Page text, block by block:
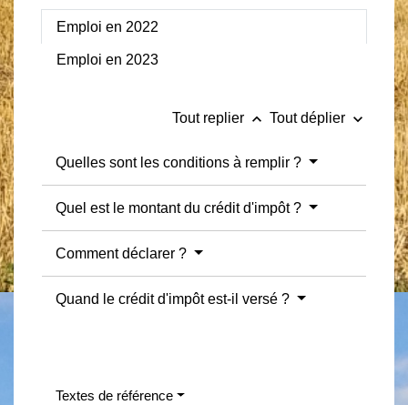
Emploi en 2022
Emploi en 2023
Tout replier keyboard_arrow_up Tout déplier keyboard_arrow_down
Quelles sont les conditions à remplir ?
Quel est le montant du crédit d'impôt ?
Comment déclarer ?
Quand le crédit d'impôt est-il versé ?
Textes de référence